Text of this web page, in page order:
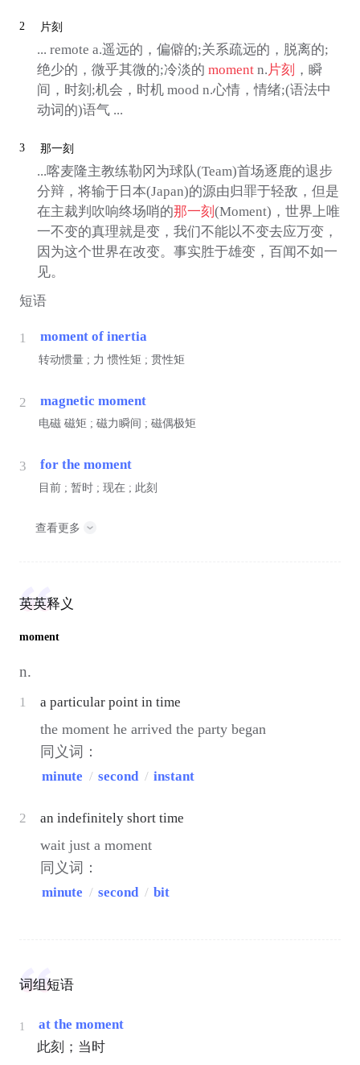
2 片刻
... remote a.遥远的，偏僻的;关系疏远的，脱离的;
绝少的，微乎其微的;冷淡的 momentn.片刻 ，瞬
间，时刻;机会，时机 mood n.心情，情绪;(语法中
动词的)语气 ...
3 那一刻
...喀麦隆主教练勒冈为球队(Team)首场逐鹿的退步
分辩，将输于日本(Japan)的源由归罪于轻敌，但是
在主裁判吹响终场哨的那一刻 (Moment)，世界上唯
一不变的真理就是变，我们不能以不变去应万变，
因为这个世界在改变。事实胜于雄变，百闻不如一
见。
短语
1 moment of inertia
转动惯量 ; 力惯性矩 ; 贯性矩
2 magnetic moment
电磁 磁矩 ; 磁力瞬间 ; 磁偶极矩
3 for the moment
目前 ; 暂时 ; 现在 ; 此刻
查看更多
英英释义
moment
n.
1 a particular point in time
the moment he arrived the party began
同义词：
minute / second / instant
2 an indefinitely short time
wait just a moment
同义词：
minute / second/ bit
词组短语
1
at the moment
此刻；当时